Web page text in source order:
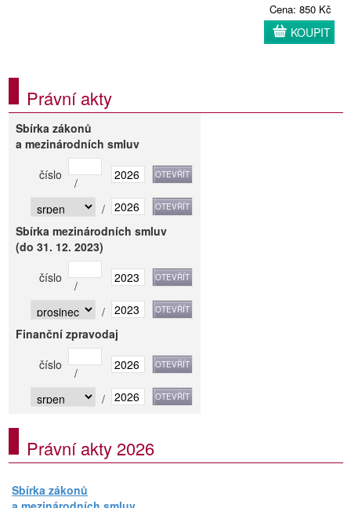
Cena: 850 Kč
KOUPIT
Právní akty
Sbírka zákonů
a mezinárodních smluv
číslo
/
/
Sbírka mezinárodních smluv
(do 31. 12. 2023)
číslo
/
/
Finanční zpravodaj
číslo
/
/
Právní akty 2026
Sbírka zákonů